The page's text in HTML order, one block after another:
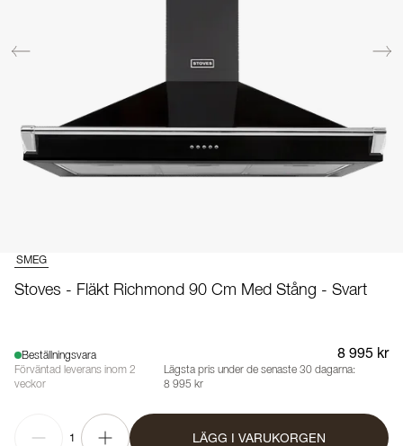
SMEG
Stoves - Fläkt Richmond 90 Cm Med Stång - Svart
Beställningsvara
Förväntad leverans inom 2
veckor
8 995 kr
Lägsta pris under de senaste 30 dagarna:
8 995 kr
1 LÄGG I VARUKORGEN